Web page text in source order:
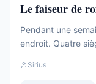
Le faiseur de
Pendant une
endroit. Quatre
fait basculer.
Sirius